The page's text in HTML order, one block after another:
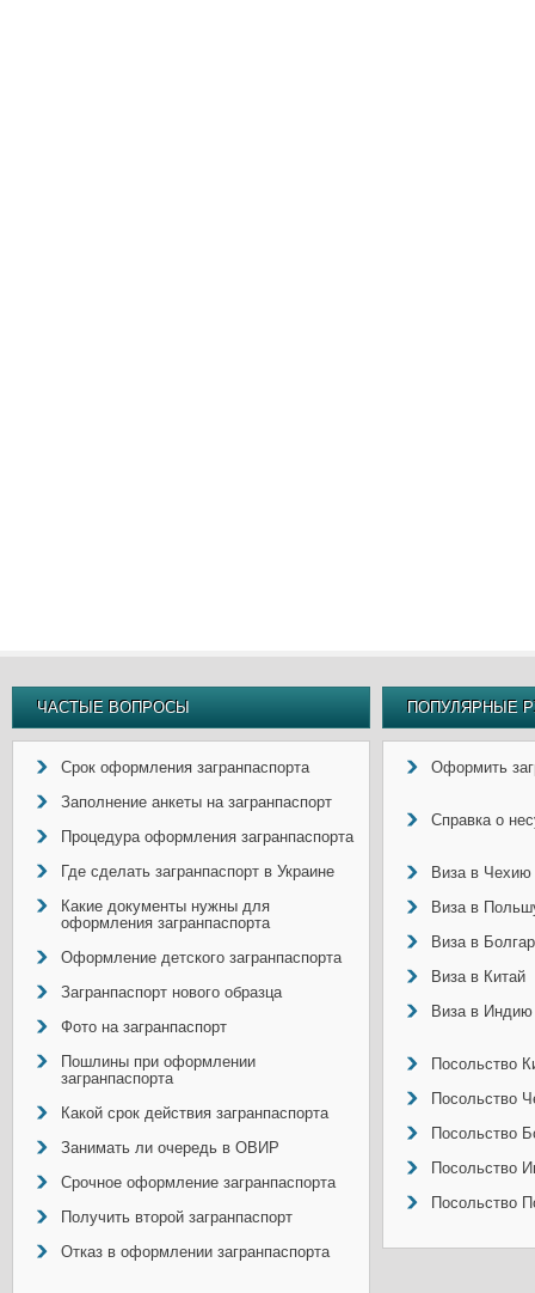
ЧАСТЫЕ ВОПРОСЫ
Срок оформления загранпаспорта
Заполнение анкеты на загранпаспорт
Процедура оформления загранпаспорта
Где сделать загранпаспорт в Украине
Какие документы нужны для
оформления загранпаспорта
Оформление детского загранпаспорта
Загранпаспорт нового образца
Фото на загранпаспорт
Пошлины при оформлении
загранпаспорта
Какой срок действия загранпаспорта
Занимать ли очередь в ОВИР
Срочное оформление загранпаспорта
Получить второй загранпаспорт
Отказ в оформлении загранпаспорта
ПОПУЛЯРНЫЕ
Оформить
Справка о
Виза в Чехию
Виза в
Виза в
Виза в Китай
Виза в Индию
Посольство
Посольство
Посольство
Посольство
Посольство